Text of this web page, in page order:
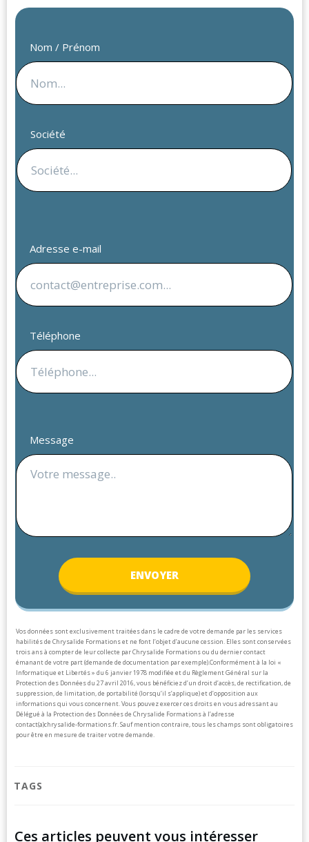
Nom / Prénom
Société
Adresse e-mail
Téléphone
Message
ENVOYER
Vos données sont exclusivement traitées dans le cadre de votre demande par les services
habilités de Chrysalide Formations et ne font l’objet d’aucune cession. Elles sont conservées
trois ans à compter de leur collecte par Chrysalide Formations ou du dernier contact
émanant de votre part (demande de documentation par exemple).Conformément à la loi «
Informatique et Libertés » du 6 janvier 1978 modifiée et du Règlement Général sur la
Protection des Données du 27 avril 2016, vous bénéficiez d’un droit d’accès, de rectification, de
suppression, de limitation, de portabilité (lorsqu’il s’applique) et d’opposition aux
informations qui vous concernent. Vous pouvez exercer ces droits en vous adressant au
Délégué à la Protection des Données de Chrysalide Formations à l’adresse
contact(a)chrysalide-formations.fr.Sauf mention contraire, tous les champs sont obligatoires
pour être en mesure de traiter votre demande.
TAGS
Ces articles peuvent vous intéresser